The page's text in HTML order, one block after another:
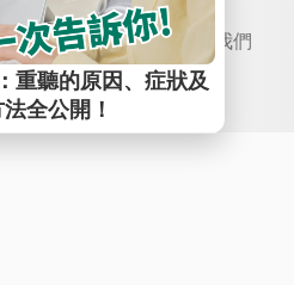
關於我們 聯絡我們
務項目